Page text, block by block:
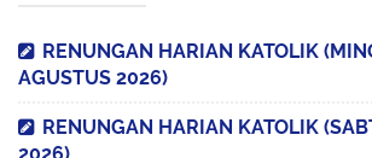
RENUNGAN HARIAN KATOLIK
AGUSTUS 2026)
RENUNGAN HARIAN KATOLIK
2026)